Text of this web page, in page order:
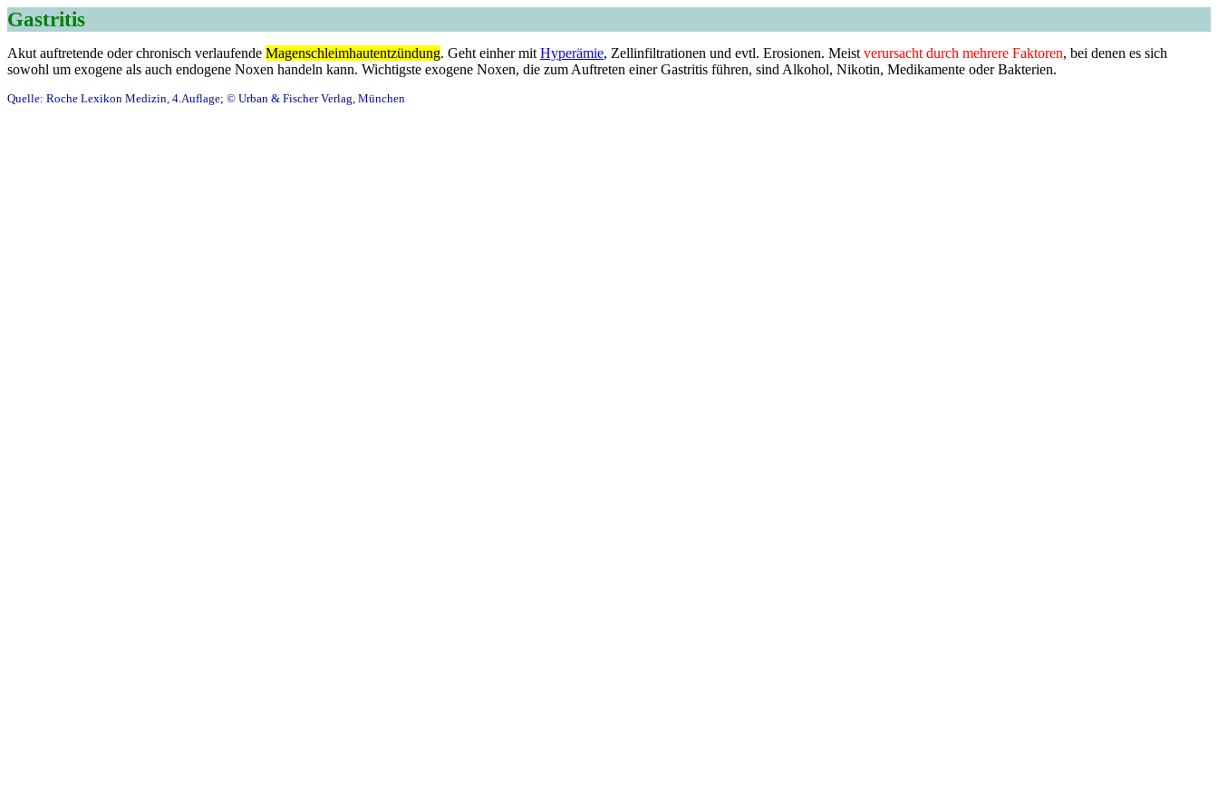
Gastritis
Akut auftretende oder chronisch verlaufende Magenschleimhautentzündung. Geht einher mit Hyperämie, Zellinfiltrationen und evtl. Erosionen. Meist verursacht durch mehrere Faktoren, bei denen es sich
sowohl um exogene als auch endogene Noxen handeln kann. Wichtigste exogene Noxen, die zum Auftreten einer Gastritis führen, sind Alkohol, Nikotin, Medikamente oder Bakterien.
Quelle: Roche Lexikon Medizin, 4.Auflage; © Urban & Fischer Verlag, München